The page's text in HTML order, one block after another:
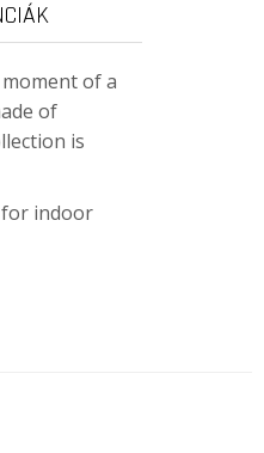
of a
of
is
for indoor